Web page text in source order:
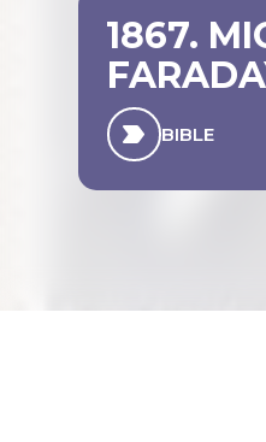
1867.
BIBLE